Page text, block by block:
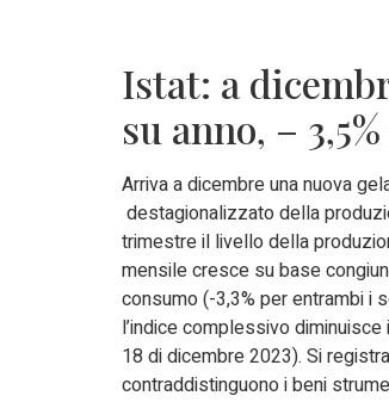
Istat: a
su anno, –
Arriva a dicembre una nuova
destagionalizzato della
trimestre il livello della
mensile cresce su base
consumo (-3,3% per entrambi i
l’indice complessivo
18 di dicembre 2023). Si
contraddistinguono i beni